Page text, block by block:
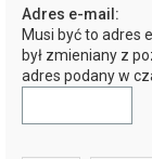
Adres e-mail:
Musi być to adres
był zmieniany z
adres podany w